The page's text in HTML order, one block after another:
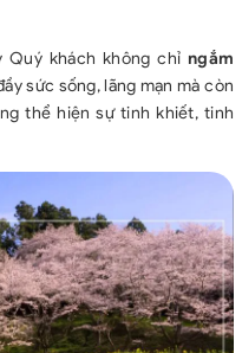
Quý khách không chỉ ngắm
sức sống, lãng mạn mà còn
thể hiện sự tinh khiết, tinh